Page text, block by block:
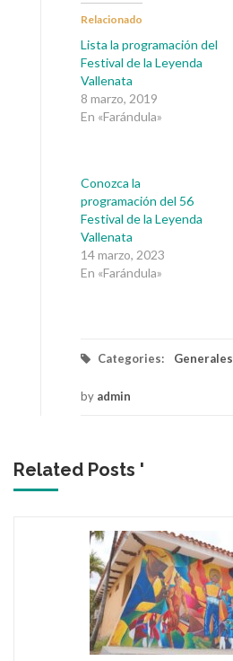
Relacionado
Lista la programación del
Festival de la Leyenda
Vallenata
8 marzo, 2019
En «Farándula»
Conozca la
programación del 56
Festival de la Leyenda
Vallenata
14 marzo, 2023
En «Farándula»
Categories: Generales
by admin
Related Posts '